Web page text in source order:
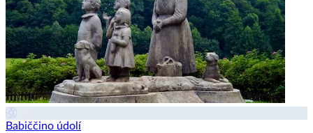
Babiččino údolí